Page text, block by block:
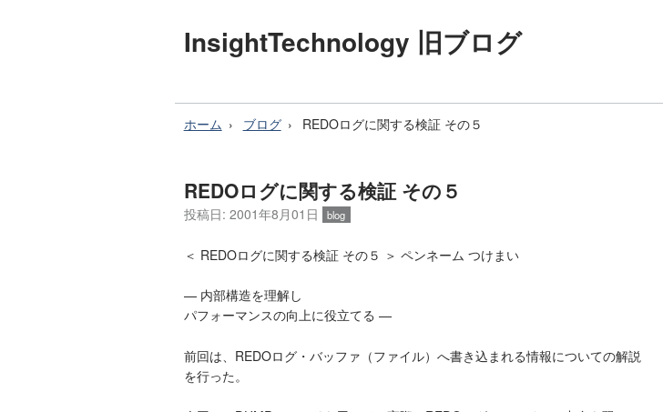
InsightTechnology 旧ブログ
ホーム ブログ REDOログに関する検証 その５
REDOログに関する検証 その５
投稿日: 2001年8月01日 blog
＜ REDOログに関する検証 その５ ＞ ペンネーム つけまい
— 内部構造を理解し
パフォーマンスの向上に役立てる —
前回は、REDOログ・バッファ（ファイル）へ書き込まれる情報についての解説
を行った。